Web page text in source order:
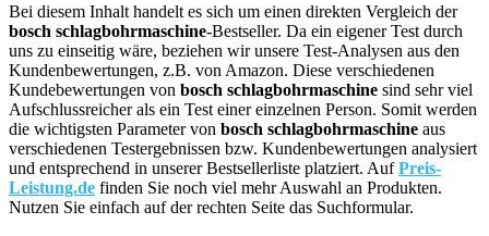
Bei diesem Inhalt handelt es sich um einen direkten Vergleich der
bosch schlagbohrmaschine-Bestseller. Da ein eigener Test durch
uns zu einseitig wäre, beziehen wir unsere Test-Analysen aus den
Kundenbewertungen, z.B. von Amazon. Diese verschiedenen
Kundebewertungen von bosch schlagbohrmaschine sind sehr viel
Aufschlussreicher als ein Test einer einzelnen Person. Somit werden
die wichtigsten Parameter von bosch schlagbohrmaschine aus
verschiedenen Testergebnissen bzw. Kundenbewertungen analysiert
und entsprechend in unserer Bestsellerliste platziert. AufPreis-
Leistung.de finden Sie noch viel mehr Auswahl an Produkten.
Nutzen Sie einfach auf der rechten Seite das Suchformular.